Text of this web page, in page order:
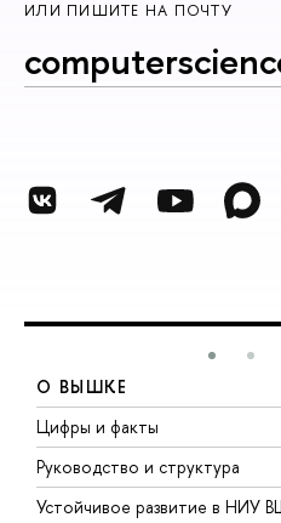
ИЛИ ПИШИТЕ НА ПОЧТУ
О ВЫШКЕ
Цифры и факты
Руководство и структура
Устойчивое развитие в НИУ